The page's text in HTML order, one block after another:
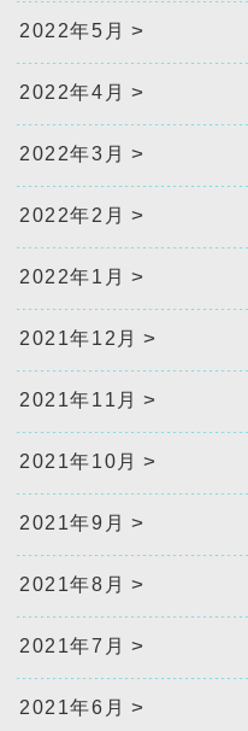
2022年5月
2022年4月
2022年3月
2022年2月
2022年1月
2021年12月
2021年11月
2021年10月
2021年9月
2021年8月
2021年7月
2021年6月